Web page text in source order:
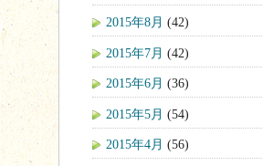
2015年8月 (42)
2015年7月 (42)
2015年6月 (36)
2015年5月 (54)
2015年4月 (56)